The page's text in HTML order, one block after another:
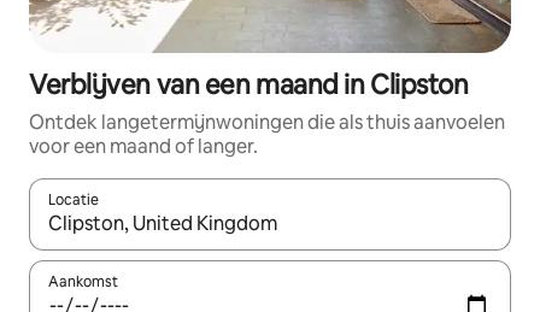
Verblijven van een maand in Clipston
Ontdek langetermijnwoningen die als thuis aanvoelen
voor een maand of langer.
Locatie
Wanneer er resultaten beschikbaar zijn, maak je een keuze
Aankomst